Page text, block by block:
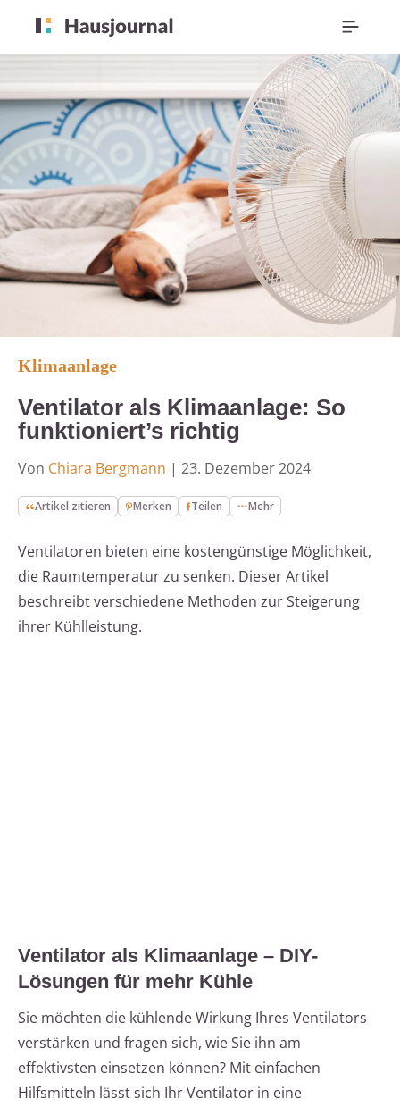
Klimaanlage
Ventilator als Klimaanlage: So
funktioniert’s richtig
Von Chiara Bergmann | 23. Dezember 2024
Artikel zitieren Merken Teilen Mehr
Ventilatoren bieten eine kostengünstige Möglichkeit,
die Raumtemperatur zu senken. Dieser Artikel
beschreibt verschiedene Methoden zur Steigerung
ihrer Kühlleistung.
Ventilator als Klimaanlage – DIY-
Lösungen für mehr Kühle
Sie möchten die kühlende Wirkung Ihres Ventilators
verstärken und fragen sich, wie Sie ihn am
effektivsten einsetzen können? Mit einfachen
Hilfsmitteln lässt sich Ihr Ventilator in eine